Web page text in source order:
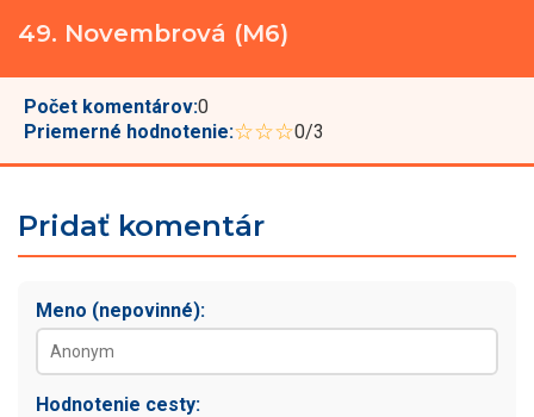
49. Novembrová (M6)
Počet komentárov:0
Priemerné hodnotenie:☆☆☆0/3
Pridať komentár
Meno (nepovinné):
Hodnotenie cesty: